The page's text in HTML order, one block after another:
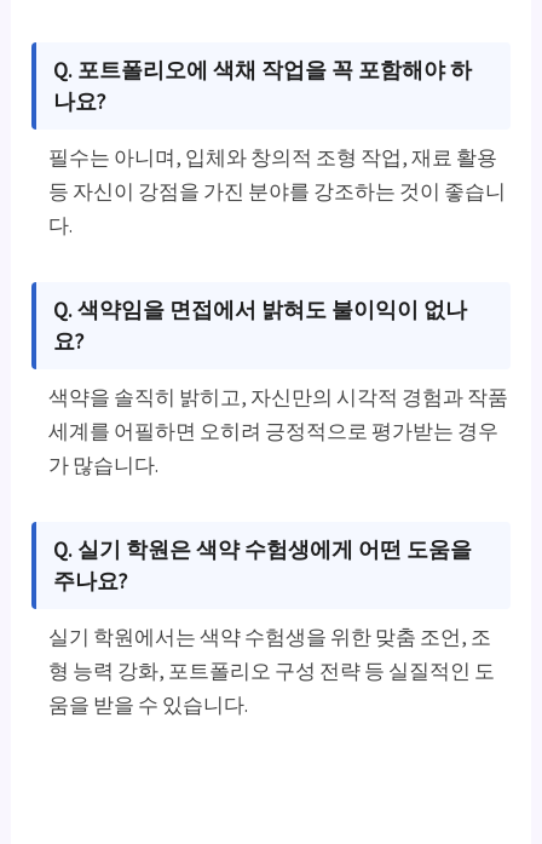
Q. 포트폴리오에 색채 작업을 꼭 포함해야 하
나요?
필수는 아니며, 입체와 창의적 조형 작업, 재료 활용
등 자신이 강점을 가진 분야를 강조하는 것이 좋습니
다.
Q. 색약임을 면접에서 밝혀도 불이익이 없나
요?
색약을 솔직히 밝히고, 자신만의 시각적 경험과 작품
세계를 어필하면 오히려 긍정적으로 평가받는 경우
가 많습니다.
Q. 실기 학원은 색약 수험생에게 어떤 도움을
주나요?
실기 학원에서는 색약 수험생을 위한 맞춤 조언, 조
형 능력 강화, 포트폴리오 구성 전략 등 실질적인 도
움을 받을 수 있습니다.